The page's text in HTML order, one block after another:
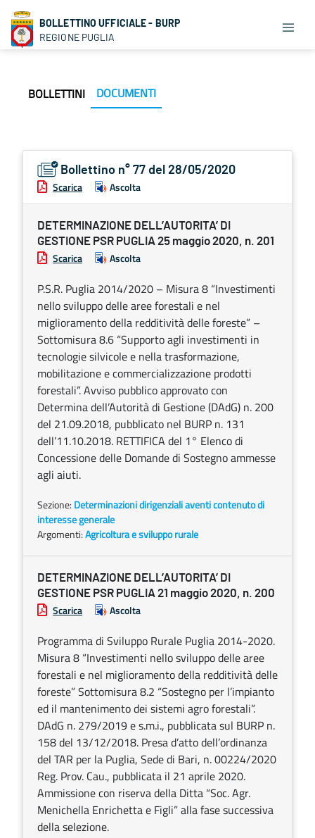
BOLLETTINO UFFICIALE - BURP
REGIONE PUGLIA
BOLLETTINI DOCUMENTI
Bollettino n° 77 del 28/05/2020
Scarica Ascolta
DETERMINAZIONE DELL’AUTORITA’ DI
GESTIONE PSR PUGLIA 25 maggio 2020, n. 201
Scarica Ascolta
P.S.R. Puglia 2014/2020 – Misura 8 “Investimenti
nello sviluppo delle aree forestali e nel
miglioramento della redditività delle foreste” –
Sottomisura 8.6 “Supporto agli investimenti in
tecnologie silvicole e nella trasformazione,
mobilitazione e commercializzazione prodotti
forestali”. Avviso pubblico approvato con
Determina dell’Autorità di Gestione (DAdG) n. 200
del 21.09.2018, pubblicato nel BURP n. 131
dell’11.10.2018. RETTIFICA del 1° Elenco di
Concessione delle Domande di Sostegno ammesse
agli aiuti.
Sezione: Determinazioni dirigenziali aventi contenuto di
interesse generale
Argomenti:Agricoltura e sviluppo rurale
DETERMINAZIONE DELL’AUTORITA’ DI
GESTIONE PSR PUGLIA 21 maggio 2020, n. 200
Scarica Ascolta
Programma di Sviluppo Rurale Puglia 2014-2020.
Misura 8 “Investimenti nello sviluppo delle aree
forestali e nel miglioramento della redditività delle
foreste” Sottomisura 8.2 “Sostegno per l’impianto
ed il mantenimento dei sistemi agro forestali”.
DAdG n. 279/2019 e s.m.i., pubblicata sul BURP n.
158 del 13/12/2018. Presa d’atto dell’ordinanza
del TAR per la Puglia, Sede di Bari, n. 00224/2020
Reg. Prov. Cau., pubblicata il 21 aprile 2020.
Ammissione con riserva della Ditta “Soc. Agr.
Menichella Enrichetta e Figli” alla fase successiva
della selezione.